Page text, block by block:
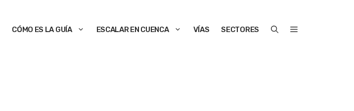
CÓMO ES LA GUÍA ESCALAR EN CUENCA VÍAS SECTORES